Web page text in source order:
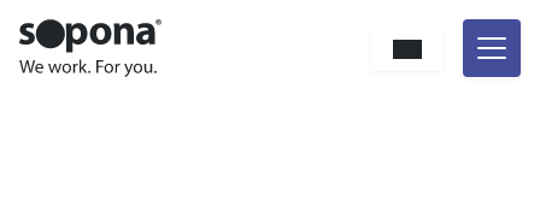
Hauptnavigation
Zum Inhalt
Sprache